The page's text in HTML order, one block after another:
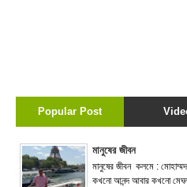
Popular Post
মানুষের জীবন
মানুষের জীবন কলমে :
কখনো আনন্দ আবার কখনো